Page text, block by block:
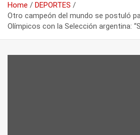
Home
DEPORTES
Otro campeón del mundo se postuló
Olímpicos con la Selección argentina: